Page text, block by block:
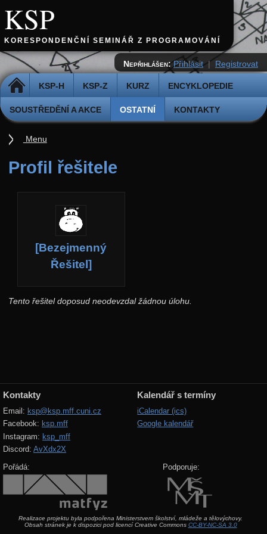
KSP
KORESPONDENČNÍ SEMINÁŘ Z PROGRAMOVÁNÍ
DOMŮ KSP-H KSP-Z KURZ ENCYKLOPEDIE
SOUSTŘEDĚNÍ A AKCE OSTATNÍ KONTAKTY
Nepřihlášen: Přihlásit | Registrovat
Profil řešitele
[Bezejmenný
Řešitel]
Tento řešitel doposud neodevzdal žádnou úlohu.
Menu
Kontakty
Email: ksp@ksp.mff.cuni.cz
Facebook: ksp.mff
Instagram: ksp_mff
Discord: AvXdx2X
Kalendář s termíny
iCalendar (ics)
Google kalendář
Pořádá: Podporuje:
Realizace projektu byla podpořena Ministerstvem školství, mládeže a tělovýchovy.
Obsah stránek je k dispozici pod licencí Creative Commons CC-BY-NC-SA 3.0